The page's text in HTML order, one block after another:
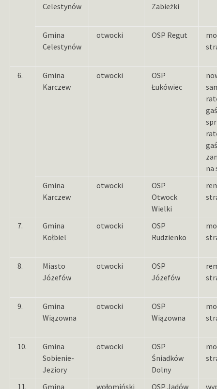
Celestynów
Zabieżki
Gmina
Celestynów
otwocki OSP Regut
6.
Gmina
Karczew
otwocki
OSP
Łukówiec
na
Gmina
Karczew
otwocki
OSP
Otwock
Wielki
7.
Gmina
Kołbiel
otwocki
OSP
Rudzienko
8.
Miasto
Józefów
otwocki
OSP
Józefów
9.
Gmina
Wiązowna
otwocki
OSP
Wiązowna
10.
Gmina
Sobienie-
Jeziory
otwocki
OSP
Śniadków
Dolny
11. Gmina wołomiński OSP Jadów